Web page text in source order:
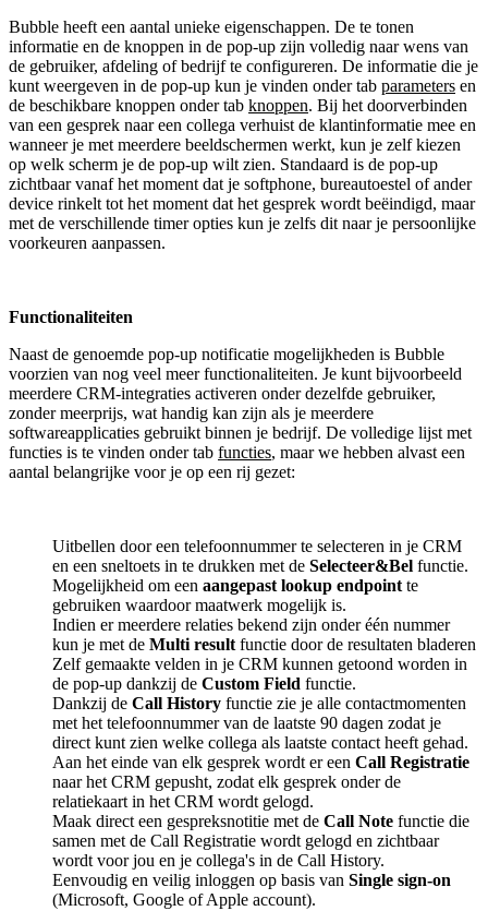
Bubble heeft een aantal unieke eigenschappen. De te tonen
informatie en de knoppen in de pop-up zijn volledig naar wens van
de gebruiker, afdeling of bedrijf te configureren. De informatie die je
kunt weergeven in de pop-up kun je vinden onder tab parameters en
de beschikbare knoppen onder tab knoppen. Bij het doorverbinden
van een gesprek naar een collega verhuist de klantinformatie mee en
wanneer je met meerdere beeldschermen werkt, kun je zelf kiezen
op welk scherm je de pop-up wilt zien. Standaard is de pop-up
zichtbaar vanaf het moment dat je softphone, bureautoestel of ander
device rinkelt tot het moment dat het gesprek wordt beëindigd, maar
met de verschillende timer opties kun je zelfs dit naar je persoonlijke
voorkeuren aanpassen.
Functionaliteiten
Naast de genoemde pop-up notificatie mogelijkheden is Bubble
voorzien van nog veel meer functionaliteiten. Je kunt bijvoorbeeld
meerdere CRM-integraties activeren onder dezelfde gebruiker,
zonder meerprijs, wat handig kan zijn als je meerdere
softwareapplicaties gebruikt binnen je bedrijf. De volledige lijst met
functies is te vinden onder tab functies, maar we hebben alvast een
aantal belangrijke voor je op een rij gezet:
Uitbellen door een telefoonnummer te selecteren in je CRM
en een sneltoets in te drukken met de Selecteer&Bel functie.
Mogelijkheid om een aangepast lookup endpoint te
gebruiken waardoor maatwerk mogelijk is.
Indien er meerdere relaties bekend zijn onder één nummer
kun je met de Multi result functie door de resultaten bladeren
Zelf gemaakte velden in je CRM kunnen getoond worden in
de pop-up dankzij de Custom Field functie.
Dankzij de Call History functie zie je alle contactmomenten
met het telefoonnummer van de laatste 90 dagen zodat je
direct kunt zien welke collega als laatste contact heeft gehad.
Aan het einde van elk gesprek wordt er een Call Registratie
naar het CRM gepusht, zodat elk gesprek onder de
relatiekaart in het CRM wordt gelogd.
Maak direct een gespreksnotitie met de Call Note functie die
samen met de Call Registratie wordt gelogd en zichtbaar
wordt voor jou en je collega's in de Call History.
Eenvoudig en veilig inloggen op basis van Single sign-on
(Microsoft, Google of Apple account).